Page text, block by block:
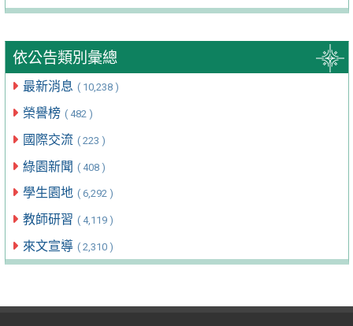
依公告類別彙總
最新消息 ( 10,238 )
榮譽榜 ( 482 )
國際交流 ( 223 )
綠園新聞 ( 408 )
學生園地 ( 6,292 )
教師研習 ( 4,119 )
來文宣導 ( 2,310 )